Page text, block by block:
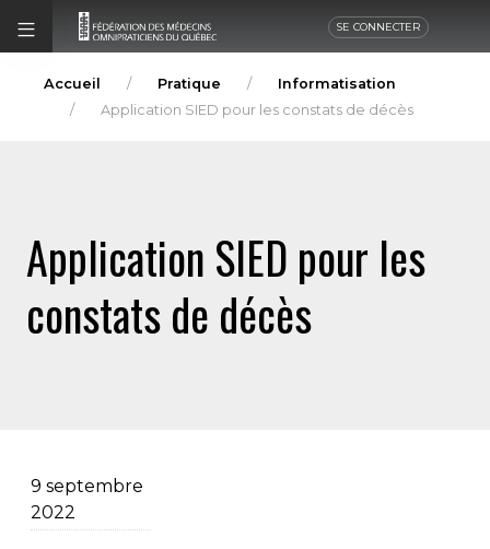
SE CONNECTER
Accueil Pratique
Informatisation
Application SIED pour les constats de décès
Application SIED pour les
constats de décès
9 septembre
2022